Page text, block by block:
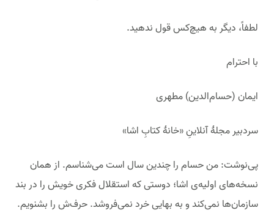
لطفاً، دیگر به هیچ‌کس قول ندهید.
با احترام
ایمان (حسام‌الدین) مطهری
سردبیر مجلهٔ آنلاینِ «خانهٔ کتابِ اشا»
پی‌نوشت: من حسام را چندین سال است می‌شناسم. از همان
نسخه‌های اولیه‌ی اشا؛ دوستی که استقلال فکری خویش را در بند
سازمان‌ها نمی‌کند و به بهایی خرد نمی‌فروشد. حرف‌ش را بشنویم.